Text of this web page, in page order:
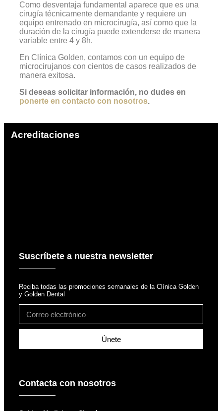
Como desventaja fundamental aparece que es una
cirugía técnicamente demandante y requiere un
equipo entrenado en microcirugía, así como que la
duración de la cirugía puede extenderse de manera
variable entre 4 y 8h.
En Clínica Golden, contamos con un equipo de
microcirujanos con cientos de casos realizados de
manera exitosa.
Si deseas solicitar información, no dudes en
ponerte en contacto con nosotros.
Acreditaciones
Suscríbete a nuestra newsletter
Reciba todas las promociones semanales de la Clínica Golden
y Golden Dental
Únete
Contacta con nosotros